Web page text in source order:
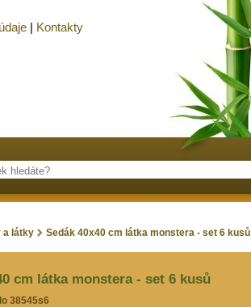
a látky Sedák 40x40 cm látka monstera - set 6 kusů
cm látka monstera - set 6 kusů
38545s6
| Kontakty